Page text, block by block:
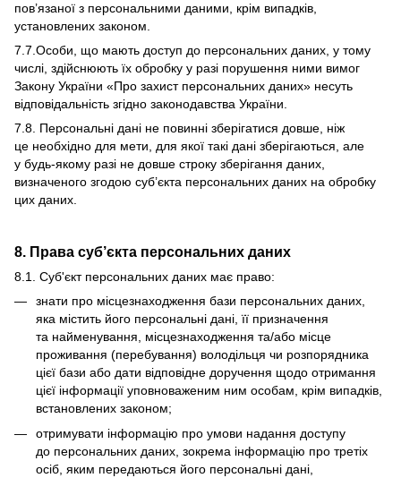
пов’язаної з персональними даними, крім випадків,
установлених законом.
7.7.Особи, що мають доступ до персональних даних, у тому
числі, здійснюють їх обробку у разі порушення ними вимог
Закону України «Про захист персональних даних» несуть
відповідальність згідно законодавства України.
7.8. Персональні дані не повинні зберігатися довше, ніж
це необхідно для мети, для якої такі дані зберігаються, але
у будь-якому разі не довше строку зберігання даних,
визначеного згодою суб’єкта персональних даних на обробку
цих даних.
8. Права суб’єкта персональних даних
8.1. Суб'єкт персональних даних має право:
знати про місцезнаходження бази персональних даних,
яка містить його персональні дані, її призначення
та найменування, місцезнаходження та/або місце
проживання (перебування) володільця чи розпорядника
цієї бази або дати відповідне доручення щодо отримання
цієї інформації уповноваженим ним особам, крім випадків,
встановлених законом;
отримувати інформацію про умови надання доступу
до персональних даних, зокрема інформацію про третіх
осіб, яким передаються його персональні дані,